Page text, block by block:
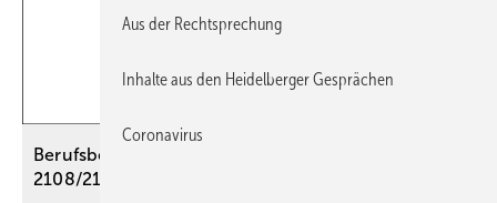
Berufsbedingte Bandscheibenschäden – BK
2108/2109/2110
Aus der Rechtsprechung
Inhalte aus den Heidelberger Gesprächen
Coronavirus